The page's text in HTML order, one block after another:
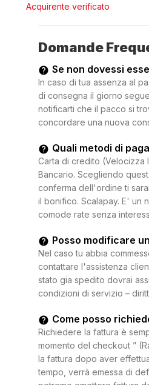
Acquirente verificato
Domande
Se non dovessi
In caso di tua assenza al
di consegna il giorno
notificarti che il pacco si
concordare una nuova
Quali metodi di
Carta di credito (Velocizza
Bancario. Scegliendo
conferma dell'ordine ti
il bonifico. Scalapay. E' un
comode rate senza
Posso modificare
Nel caso tu abbia
contattare l'assistenza
stato gia spedito dovrai
condizioni di servizio –
Come posso
Richiedere la fattura è
momento del checkout ”
la fattura dopo aver
tempo, verrà emessa di